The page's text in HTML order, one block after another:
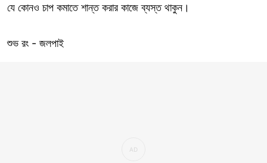
যে কোনও চাপ কমাতে শান্ত করার কাজে ব্যস্ত থাকুন।
শুভ রং - জলপাই